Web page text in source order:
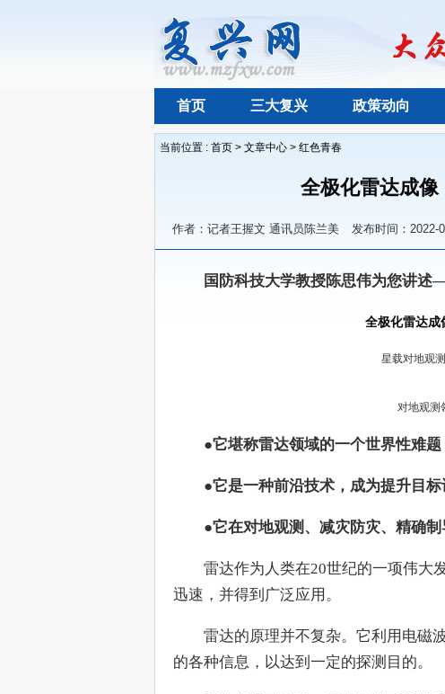
首页 三大复兴 政策动向
当前位置 : 首页 > 文章中心 > 红色青春
全极化雷达成像
作者：记者王握文 通讯员陈兰美 发布时间：2022-
国防科技大学教授陈思伟为您讲
全极化雷达成
星载对地观
对地观测
●它堪称雷达领域的一个世界性难题
●它是一种前沿技术，成为提升目标
●它在对地观测、减灾防灾、精确制
雷达作为人类在20世纪的一项伟大发
迅速，并得到广泛应用。
雷达的原理并不复杂。它利用电磁波
的各种信息，以达到一定的探测目的。